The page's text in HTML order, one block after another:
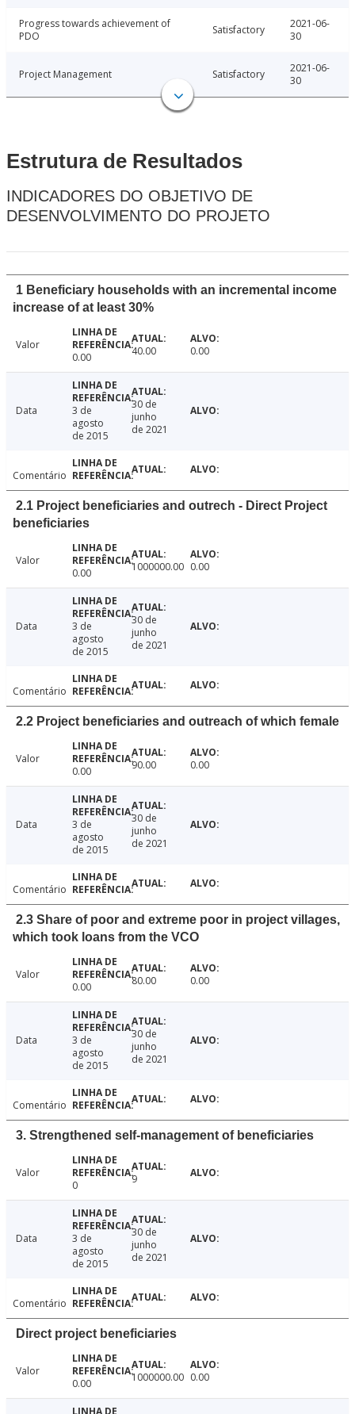
Progress towards achievement of
PDO
Satisfactory
2021-06-
30
Project Management Satisfactory
2021-06-
30
Estrutura de Resultados
INDICADORES DO OBJETIVO DE
DESENVOLVIMENTO DO PROJETO
1 Beneficiary households with an incremental income
increase of at least 30%
Valor
0.00
40.00 0.00
Data
3 de
agosto
de 2015
30 de
junho
de 2021
Comentário
2.1 Project beneficiaries and outrech - Direct Project
beneficiaries
Valor
0.00
1000000.00 0.00
Data
3 de
agosto
de 2015
30 de
junho
de 2021
Comentário
2.2 Project beneficiaries and outreach of which female
Valor
0.00
90.00 0.00
Data
3 de
agosto
de 2015
30 de
junho
de 2021
Comentário
2.3 Share of poor and extreme poor in project villages,
which took loans from the VCO
Valor
0.00
80.00 0.00
Data
3 de
agosto
de 2015
30 de
junho
de 2021
Comentário
3. Strengthened self-management of beneficiaries
Valor
0
9
Data
3 de
agosto
de 2015
30 de
junho
de 2021
Comentário
Direct project beneficiaries
Valor
0.00
1000000.00 0.00